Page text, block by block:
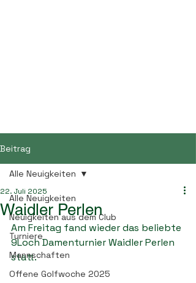
Beitrag
Alle Neuigkeiten
Neuigkeiten aus dem Club
Turniere
Mannschaften
Offene Golfwoche 2025
Alle Neuigkeiten
Waidler Perlen
22. Juli 2025
Am Freitag fand wieder das beliebte
9Loch Damenturnier Waidler Perlen
statt.